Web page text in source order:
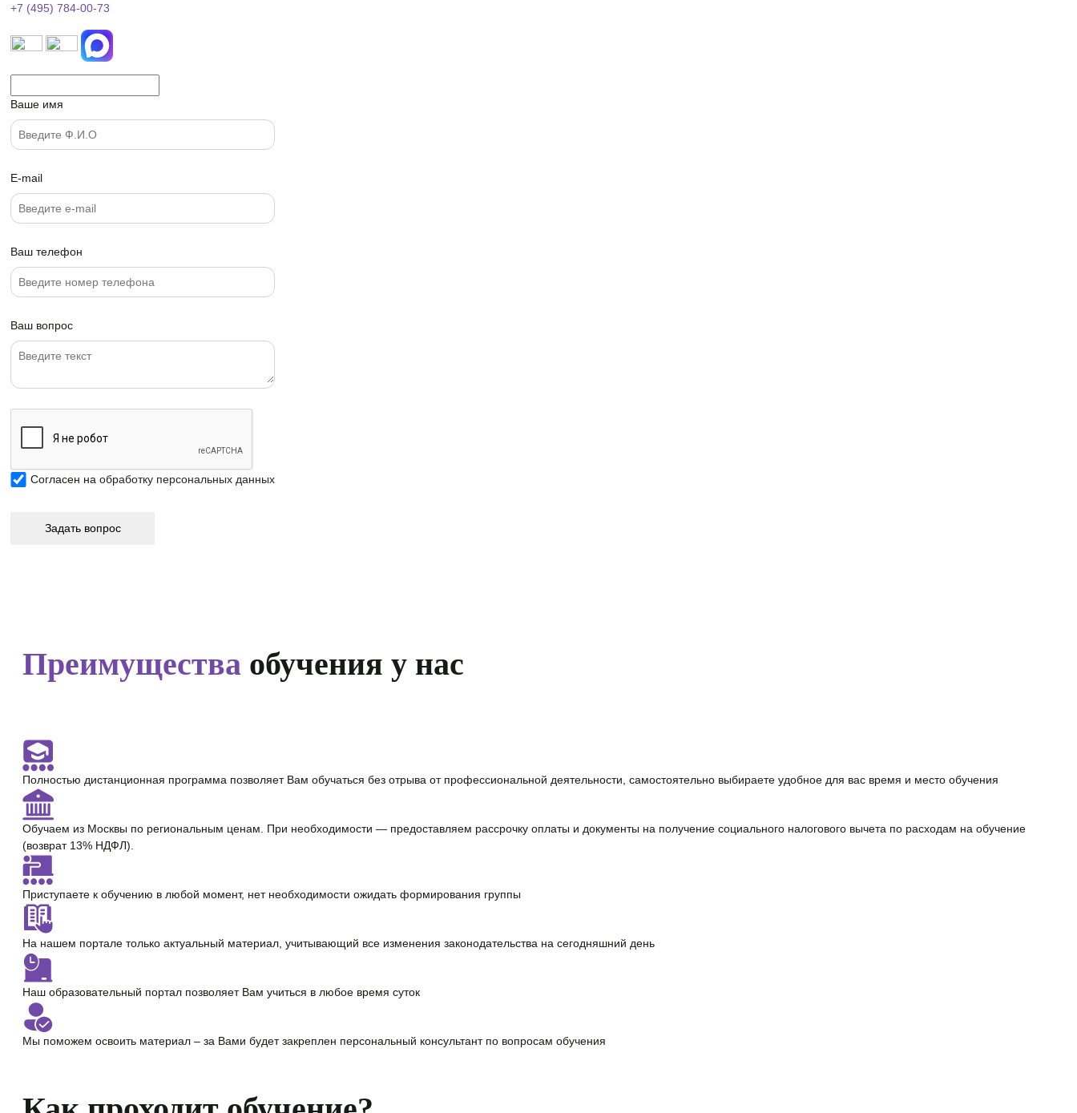
+7 (495) 784-00-73
Ваше имя
E-mail
Ваш телефон
Ваш вопрос
Согласен на обработку персональных данных
Преимущества обучения у нас
Полностью дистанционная программа позволяет Вам обучаться без отрыва от профессиональной деятельности, самостоятельно выбираете удобное для вас время и место обучения
Обучаем из Москвы по региональным ценам. При необходимости — предоставляем рассрочку оплаты и документы на получение cоциального налогового вычета по расходам на обучение
(возврат 13% НДФЛ).
Приступаете к обучению в любой момент, нет необходимости ожидать формирования группы
На нашем портале только актуальный материал , учитывающий все изменения законодательства на сегодняшний день
Наш образовательный портал позволяет Вам учиться в любое время суток
Мы поможем освоить материал – за Вами будет закреплен персональный консультантпо вопросам обучения